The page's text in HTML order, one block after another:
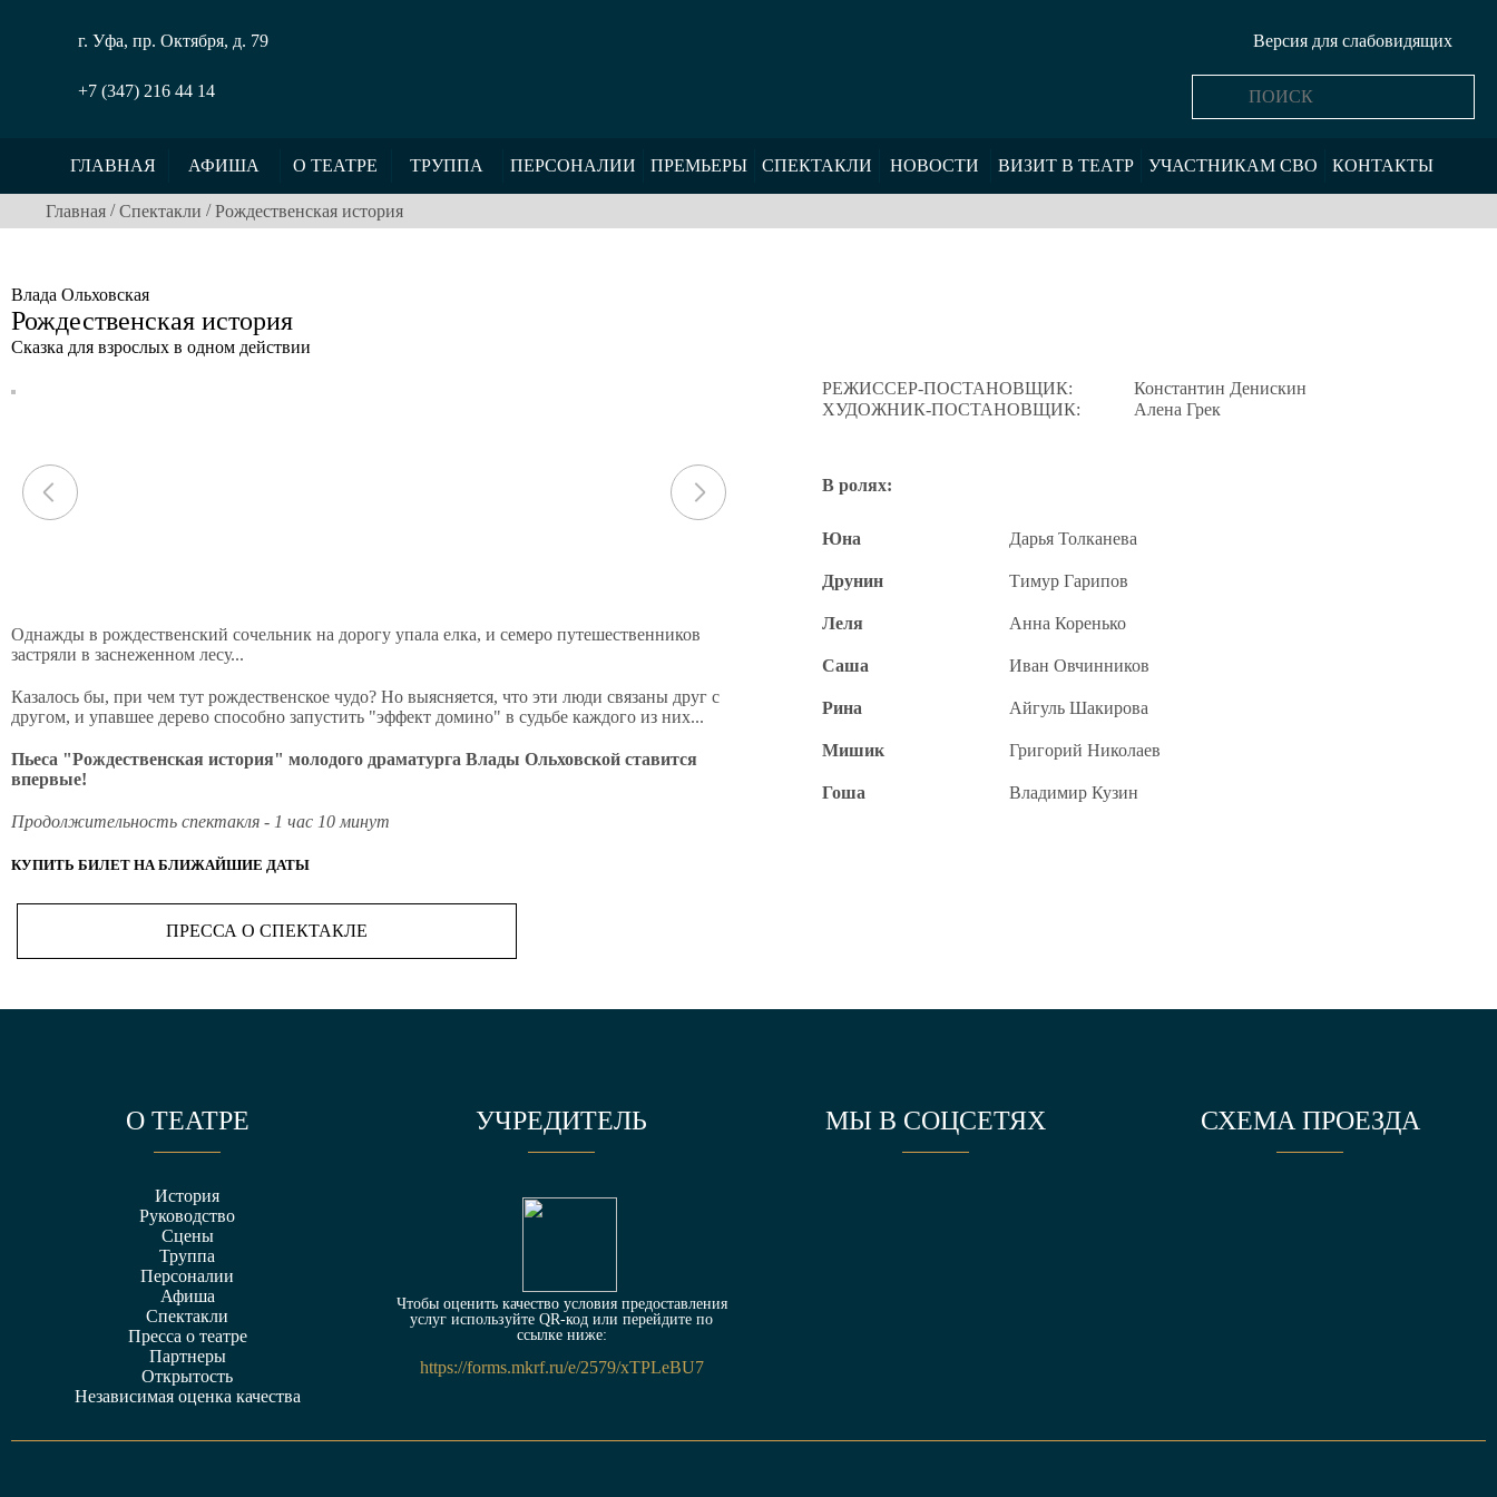
г. Уфа, пр. Октября, д. 79
+7 (347) 216 44 14
Версия для слабовидящих
ГЛАВНАЯ АФИША О ТЕАТРЕ ТРУППА ПЕРСОНАЛИИ ПРЕМЬЕРЫ СПЕКТАКЛИ НОВОСТИ ВИЗИТ В ТЕАТР УЧАСТНИКАМ СВО КОНТАКТЫ
Главная /Спектакли /Рождественская история
Влада Ольховская
Рождественская история
Сказка для взрослых в одном действии
Однажды в рождественский сочельник на дорогу упала елка, и семеро путешественников
застряли в заснеженном лесу...
Казалось бы, при чем тут рождественское чудо? Но выясняется, что эти люди связаны друг с
другом, и упавшее дерево способно запустить "эффект домино" в судьбе каждого из них...
Пьеса "Рождественская история" молодого драматурга Влады Ольховской ставится
впервые!
Продолжительность спектакля - 1 час 10 минут
КУПИТЬ БИЛЕТ НА БЛИЖАЙШИЕ ДАТЫ
ПРЕССА О СПЕКТАКЛЕ
РЕЖИССЕР-ПОСТАНОВЩИК:
Константин Денискин
ХУДОЖНИК-ПОСТАНОВЩИК:
Алена Грек
В ролях:
Юна Дарья Толканева
Друнин Тимур Гарипов
Леля Анна Коренько
Саша Иван Овчинников
Рина Айгуль Шакирова
Мишик Григорий Николаев
Гоша Владимир Кузин
О ТЕАТРЕ
История
Руководство
Сцены
Труппа
Персоналии
Афиша
Спектакли
Пресса о театре
Партнеры
Открытость
Независимая оценка качества
УЧРЕДИТЕЛЬ
Чтобы оценить качество условия предоставления
услуг используйте QR-код или перейдите по
ссылке ниже:
https://forms.mkrf.ru/e/2579/xTPLeBU7
МЫ В СОЦСЕТЯХ СХЕМА ПРОЕЗДА